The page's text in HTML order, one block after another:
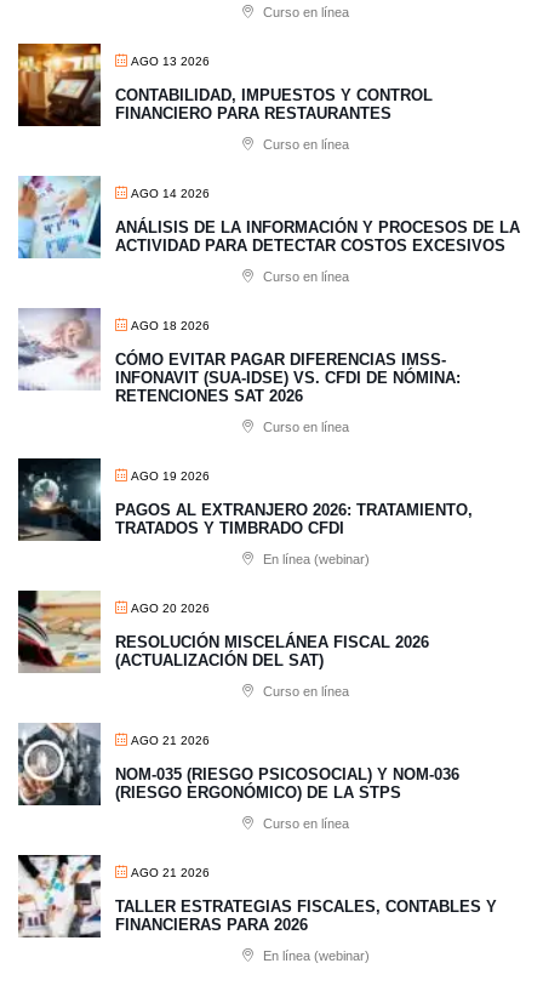
Curso en línea
AGO 13 2026
CONTABILIDAD, IMPUESTOS Y CONTROL
FINANCIERO PARA RESTAURANTES
Curso en línea
AGO 14 2026
ANÁLISIS DE LA INFORMACIÓN Y PROCESOS DE LA
ACTIVIDAD PARA DETECTAR COSTOS EXCESIVOS
Curso en línea
AGO 18 2026
CÓMO EVITAR PAGAR DIFERENCIAS IMSS-
INFONAVIT (SUA-IDSE) VS. CFDI DE NÓMINA:
RETENCIONES SAT 2026
Curso en línea
AGO 19 2026
PAGOS AL EXTRANJERO 2026: TRATAMIENTO,
TRATADOS Y TIMBRADO CFDI
En línea (webinar)
AGO 20 2026
RESOLUCIÓN MISCELÁNEA FISCAL 2026
(ACTUALIZACIÓN DEL SAT)
Curso en línea
AGO 21 2026
NOM-035 (RIESGO PSICOSOCIAL) Y NOM-036
(RIESGO ERGONÓMICO) DE LA STPS
Curso en línea
AGO 21 2026
TALLER ESTRATEGIAS FISCALES, CONTABLES Y
FINANCIERAS PARA 2026
En línea (webinar)